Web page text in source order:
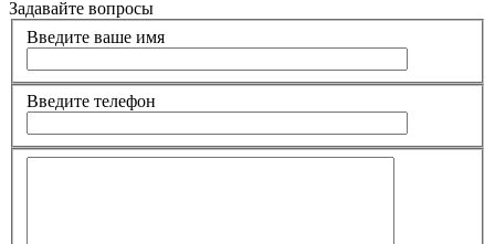
Задавайте вопросы
Введите ваше имя
Введите телефон